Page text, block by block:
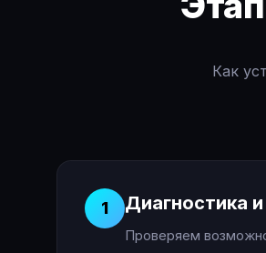
Как
1 Диагностика
Проверяем